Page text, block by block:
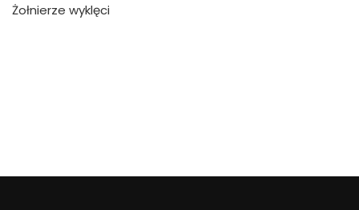
Żołnierze wyklęci